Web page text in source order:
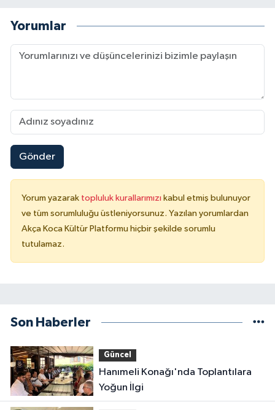
Yorumlar
Gönder
Yorum yazarak topluluk kurallarımızı kabul etmiş bulunuyor
ve tüm sorumluluğu üstleniyorsunuz. Yazılan yorumlardan
Akça Koca Kültür Platformu hiçbir şekilde sorumlu
tutulamaz.
Son Haberler
Güncel
Hanımeli Konağı'nda Toplantılara
Yoğun İlgi